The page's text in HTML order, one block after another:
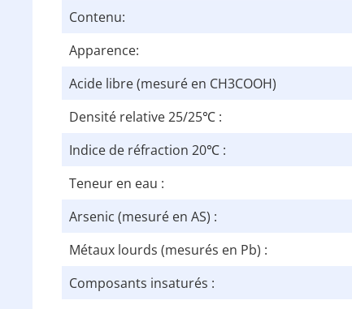
Contenu:
Apparence:
Acide libre (mesuré en CH3COOH)
Densité relative 25/25℃ :
Indice de réfraction 20℃ :
Teneur en eau :
Arsenic (mesuré en AS) :
Métaux lourds (mesurés en Pb) :
Composants insaturés :